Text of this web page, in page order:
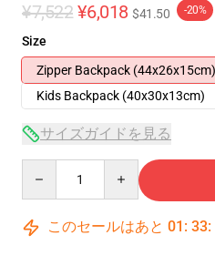
¥7,522 ¥6,018 $41.50 -20%
Size
Zipper Backpack (44x26x15cm)
Kids Backpack (40x30x13cm)
サイズガイドを見る
このセールはあと 01 : 33: